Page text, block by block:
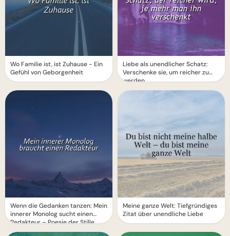
Wo Familie ist, ist Zuhause - Ein
Gefühl von Geborgenheit
Wenn die Gedanken tanzen: Mein
innerer Monolog sucht einen
Redakteur – Poesie der Stille
Liebe als unendlicher Schatz:
Verschenke sie, um reicher zu
werden
Meine ganze Welt: Tiefgründiges
Zitat über unendliche Liebe